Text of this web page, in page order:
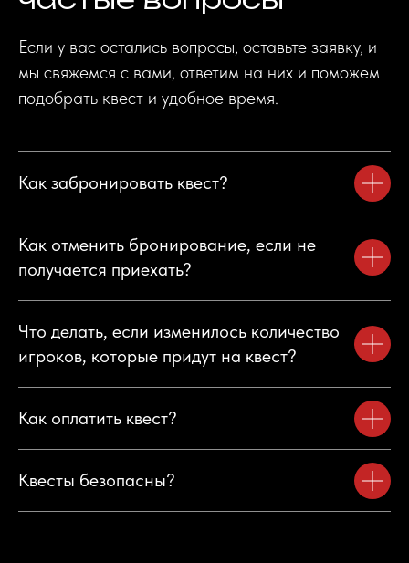
Если у вас остались вопросы, оставьте заявку, и
мы свяжемся с вами, ответим на них и поможем
подобрать квест и удобное время.
Как забронировать квест?
Как отменить бронирование, если не
получается приехать?
Что делать, если изменилось количество
игроков, которые придут на квест?
Как оплатить квест?
Квесты безопасны?